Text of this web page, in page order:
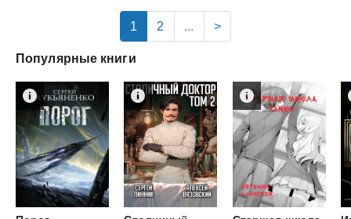
1 2 ... >
Популярные книги